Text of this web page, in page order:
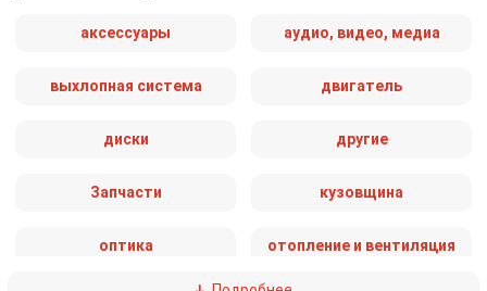
аксессуары аудио, видео, медиа
выхлопная система двигатель
диски другие
Запчасти кузовщина
оптика отопление и вентиляция